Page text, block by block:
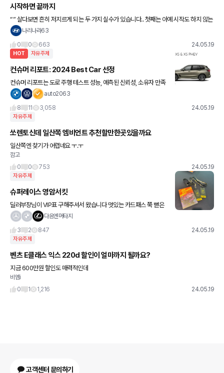
시작하면 끝까지
“” 살다보면 흔히 저지르게 되는 두 가지 실수가 있습니다.. 첫째는 아예 시작도 하지 않는
것이고 둘째는 끝까지 하지 않는 것입니다.. “”
나리나라63
0
0 663 24.05.19
HOT 자유주제
컨슈머 리포트: 2024 Best Car 선정
컨슈머 리포트는 도로 주행 테스트 성능, 예측된 신뢰성, 소유자 만족
도, 그리고 안전을 기반으로 매년 10개의 탑 픽을 선정합니다. (선정
auto2063
8
11 3,058 24.05.19
자유주제
쏘렌토신데 일산쪽 엠비언트 추천할만한곳있을까요
일산쪽엔 찾기가 어렵네요 ㅜ.ㅜ
깜고
0
0 753 24.05.19
자유주제
슈퍼레이스 영암서킷
딜러부장님이 VIP표 구해주셔서 왔습니다 멋있는 카드패스 쭉 뻗은
서킷 늦어서 래디컬은 못봄 ㅎ 프리우스 플하 10바퀴 ㅋㅋ 생각보다
다음엔머타지
3
2 847 24.05.19
자유주제
벤츠 E클래스 익스 220d 할인이 얼마까지 될까요?
지금 600만원 할인도 매력적인데
비엠i
0
1 1,216 24.05.19
고객센터 문의하기